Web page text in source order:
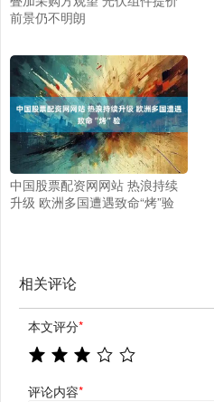
前景仍不明朗
中国股票配资网网站 热浪持续
升级 欧洲多国遭遇致命“烤”验
相关评论
本文评分*
评论内容*